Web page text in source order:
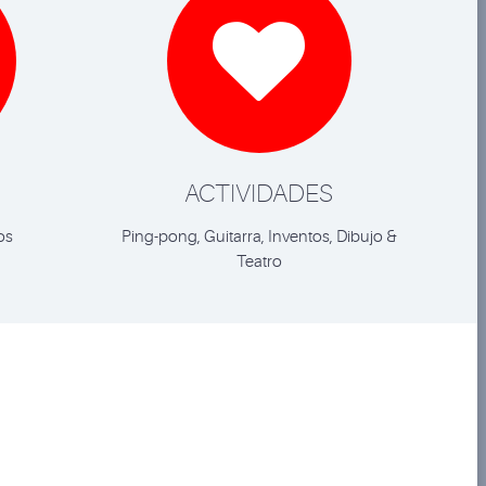

ACTIVIDADES
Ping-pong, Guitarra, Inventos, Dibujo &
Teatro